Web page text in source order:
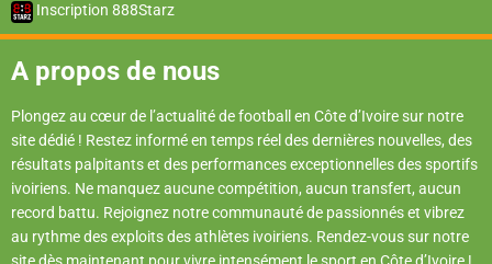
Inscription 888Starz
A propos de nous
Plongez au cœur de l’actualité de football en Côte d’Ivoire sur notre
site dédié ! Restez informé en temps réel des dernières nouvelles, des
résultats palpitants et des performances exceptionnelles des sportifs
ivoiriens. Ne manquez aucune compétition, aucun transfert, aucun
record battu. Rejoignez notre communauté de passionnés et vibrez
au rythme des exploits des athlètes ivoiriens. Rendez-vous sur notre